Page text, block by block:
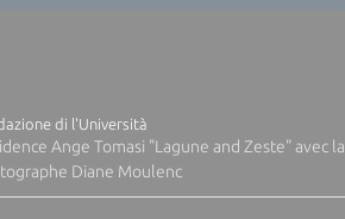
di l'Università
Ange Tomasi "Lagune and Zeste" avec la
Diane Moulenc